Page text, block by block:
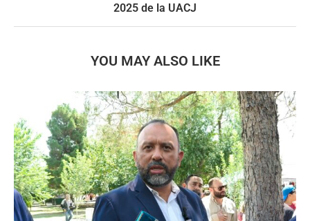
2025 de la UACJ
YOU MAY ALSO LIKE